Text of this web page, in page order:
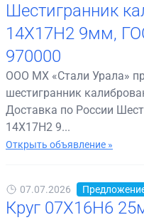
Шестигранник
14Х17Н2 9мм,
970000
ООО МХ «Стали Урала»
шестигранник
Доставка по России
14Х17Н2 9...
Открыть объявление »
07.07.2026
Круг 07Х16Н6